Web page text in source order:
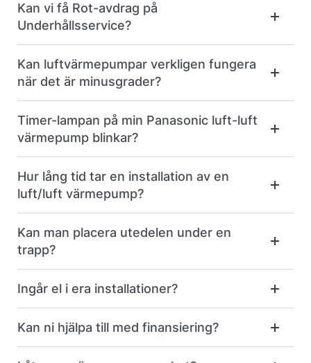
Kan vi få Rot-avdrag på
Underhållsservice?
Kan luftvärmepumpar verkligen fungera
när det är minusgrader?
Timer-lampan på min Panasonic luft-luft
värmepump blinkar?
Hur lång tid tar en installation av en
luft/luft värmepump?
Kan man placera utedelen under en
trapp?
Ingår el i era installationer?
Kan ni hjälpa till med finansiering?